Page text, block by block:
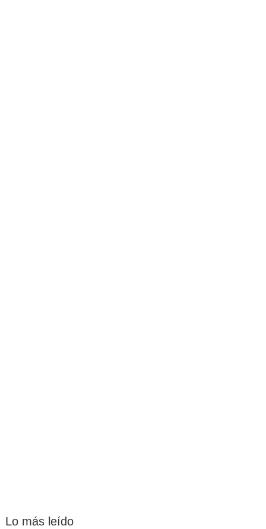
Lo más leído